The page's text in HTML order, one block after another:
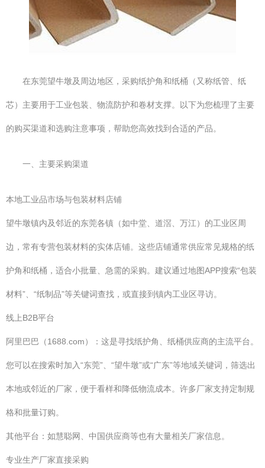
在东莞望牛墩及周边地区，采购纸护角和纸桶（又称纸管、纸
芯）主要用于工业包装、物流防护和卷材支撑。以下为您梳理了主要
的购买渠道和选购注意事项，帮助您高效找到合适的产品。
一、主要采购渠道
本地工业品市场与包装材料店铺
望牛墩镇内及邻近的东莞各镇（如中堂、道滘、万江）的工业区周
边，常有专营包装材料的实体店铺。这些店铺通常供应常见规格的纸
护角和纸桶，适合小批量、急需的采购。建议通过地图APP搜索“包装
材料”、“纸制品”等关键词查找，或直接到镇内工业区寻访。
线上B2B平台
阿里巴巴（1688.com）：这是寻找纸护角、纸桶供应商的主流平台。
您可以在搜索时加入“东莞”、“望牛墩”或“广东”等地域关键词，筛选出
本地或邻近的厂家，便于看样和降低物流成本。许多厂家支持定制规
格和批量订购。
其他平台：如慧聪网、中国供应商等也有大量相关厂家信息。
专业生产厂家直接采购